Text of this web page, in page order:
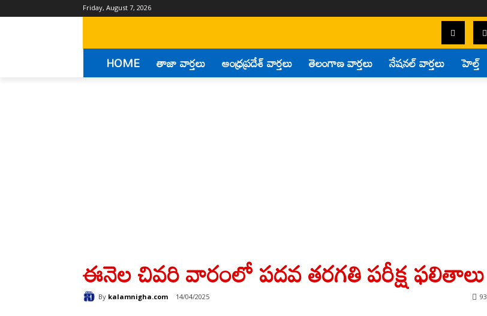
Friday, August 7, 2026
HOME తాజా వార్తలు ఆంధ్రప్రదేశ్ వార్తలు తెలంగాణ వార్తలు నేషనల్ వార్తలు హెల్త్
ఈనెల చివరి వారంలో పదవ తరగతి పరీక్ష ఫలితాలు
By kalamnigha.com 14/04/2025 93